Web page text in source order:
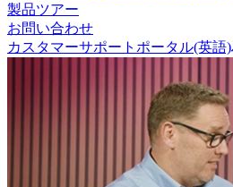
製品ツアー
お問い合わせ
カスタマーサポートポータル(英語)